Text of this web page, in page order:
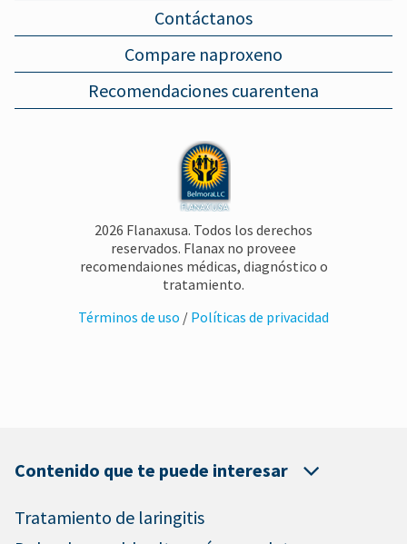
Contáctanos
Compare naproxeno
Recomendaciones cuarentena
2026 Flanaxusa. Todos los derechos
reservados. Flanax no proveee
recomendaiones médicas, diagnóstico o
tratamiento.
Términos de uso / Políticas de privacidad
Contenido que te puede interesar
Tratamiento de laringitis